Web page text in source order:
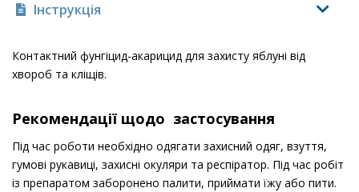
Інструкція
Контактний фунгіцид-акарицид для захисту яблуні від
хвороб та кліщів.
Рекомендації щодо застосування
Під час роботи необхідно одягати захисний одяг, взуття,
гумові рукавиці, захисні окуляри та респіратор. Під час робіт
із препаратом заборонено палити, приймати їжу або пити.